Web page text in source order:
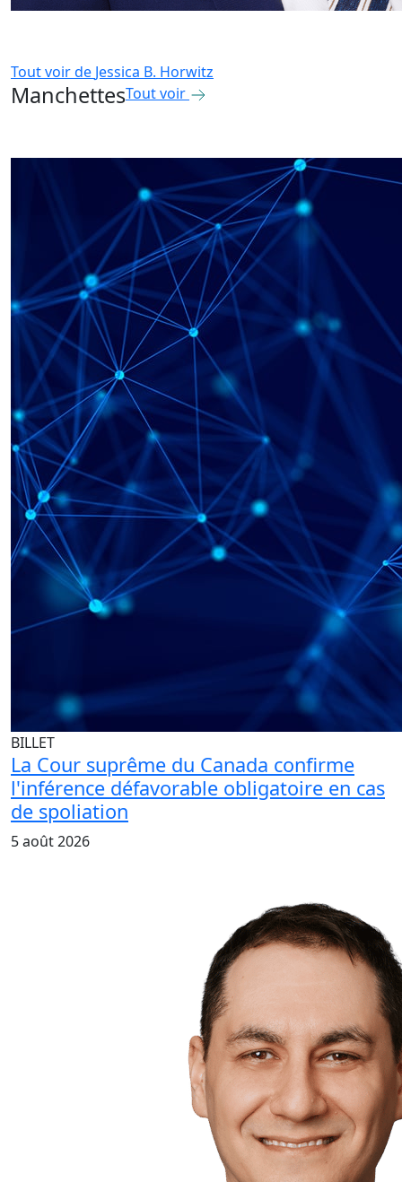
Tout voir de Jessica B. Horwitz
ManchettesTout voir
BILLET
La Cour suprême du Canada confirme
l'inférence défavorable obligatoire en cas
de spoliation
5 août 2026